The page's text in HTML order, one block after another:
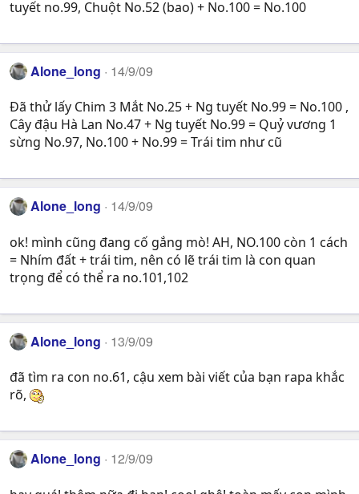
tuyết no.99, Chuột No.52 (bao) + No.100 = No.100
Alone_long 14/9/09
Đã thử lấy Chim 3 Mắt No.25 + Ng tuyết No.99 = No.100 ,
Cây đậu Hà Lan No.47 + Ng tuyết No.99 = Quỷ vương 1
sừng No.97, No.100 + No.99 = Trái tim như cũ
Alone_long 14/9/09
ok! mình cũng đang cố gắng mò! AH, NO.100 còn 1 cách
= Nhím đất + trái tim, nên có lẽ trái tim là con quan
trọng để có thể ra no.101,102
Alone_long 13/9/09
đã tìm ra con no.61, cậu xem bài viết của bạn rapa khắc
rõ,
Alone_long 12/9/09